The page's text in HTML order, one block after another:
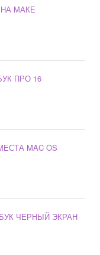
МАКЕ
ПРО 16
MAC OS
ЧЕРНЫЙ ЭКРАН